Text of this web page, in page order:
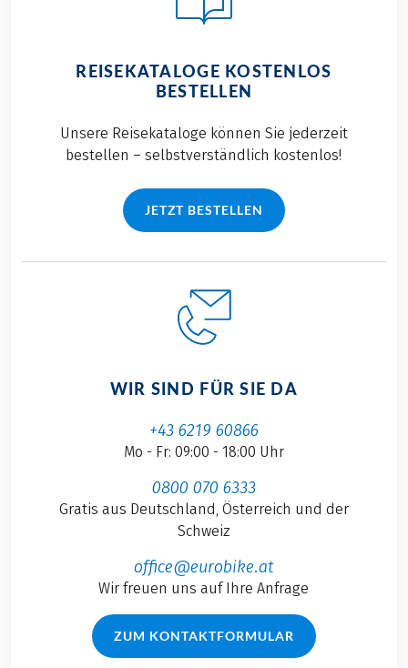
REISEKATALOGE KOSTENLOS
BESTELLEN
Unsere Reisekataloge können Sie jederzeit
bestellen – selbstverständlich kostenlos!
JETZT BESTELLEN
WIR SIND FÜR SIE DA
+43 6219 60866
Mo - Fr: 09:00 - 18:00 Uhr
0800 070 6333
Gratis aus Deutschland, Österreich und der
Schweiz
office@eurobike.at
Wir freuen uns auf Ihre Anfrage
ZUM KONTAKTFORMULAR